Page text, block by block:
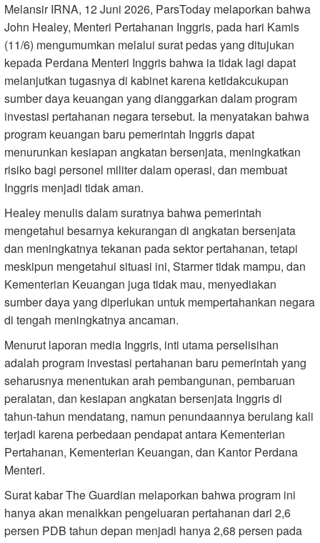
Melansir IRNA, 12 Juni 2026, ParsToday melaporkan bahwa
John Healey, Menteri Pertahanan Inggris, pada hari Kamis
(11/6) mengumumkan melalui surat pedas yang ditujukan
kepada Perdana Menteri Inggris bahwa ia tidak lagi dapat
melanjutkan tugasnya di kabinet karena ketidakcukupan
sumber daya keuangan yang dianggarkan dalam program
investasi pertahanan negara tersebut. Ia menyatakan bahwa
program keuangan baru pemerintah Inggris dapat
menurunkan kesiapan angkatan bersenjata, meningkatkan
risiko bagi personel militer dalam operasi, dan membuat
Inggris menjadi tidak aman.
Healey menulis dalam suratnya bahwa pemerintah
mengetahui besarnya kekurangan di angkatan bersenjata
dan meningkatnya tekanan pada sektor pertahanan, tetapi
meskipun mengetahui situasi ini, Starmer tidak mampu, dan
Kementerian Keuangan juga tidak mau, menyediakan
sumber daya yang diperlukan untuk mempertahankan negara
di tengah meningkatnya ancaman.
Menurut laporan media Inggris, inti utama perselisihan
adalah program investasi pertahanan baru pemerintah yang
seharusnya menentukan arah pembangunan, pembaruan
peralatan, dan kesiapan angkatan bersenjata Inggris di
tahun-tahun mendatang, namun penundaannya berulang kali
terjadi karena perbedaan pendapat antara Kementerian
Pertahanan, Kementerian Keuangan, dan Kantor Perdana
Menteri.
Surat kabar The Guardian melaporkan bahwa program ini
hanya akan menaikkan pengeluaran pertahanan dari 2,6
persen PDB tahun depan menjadi hanya 2,68 persen pada